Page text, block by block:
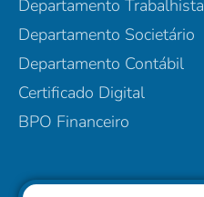
Departamento Trabalhista
Departamento Societário
Departamento Contábil
Certificado Digital
BPO Financeiro